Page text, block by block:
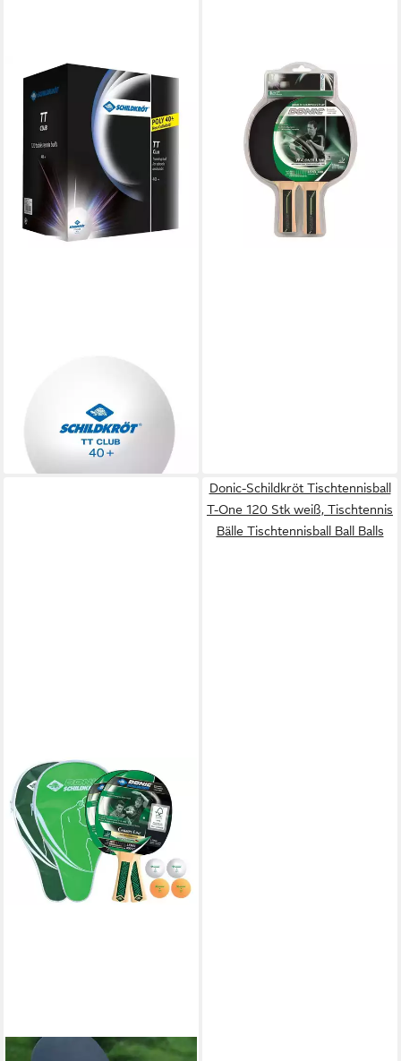
Tischtennisball TT-Club 120
Tischtennisball Ball Balls
ab 59,99 €
lieferbar - in 4-5 Werktagen bei dir
Tischtennisschläger
Tischtennis-Geschenkset
Waldner 600, Tabletennis
39,90 €
lieferbar - in 2-3 Werktagen bei dir
Donic-Schildkröt Tischtennisball
T-One 120 Stk weiß, Tischtennis
Bälle Tischtennisball Ball Balls